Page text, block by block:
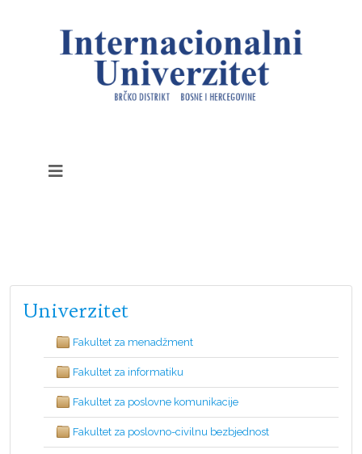
Univerzitet
Fakultet za menadžment
Fakultet za informatiku
Fakultet za poslovne komunikacije
Fakultet za poslovno-civilnu bezbjednost